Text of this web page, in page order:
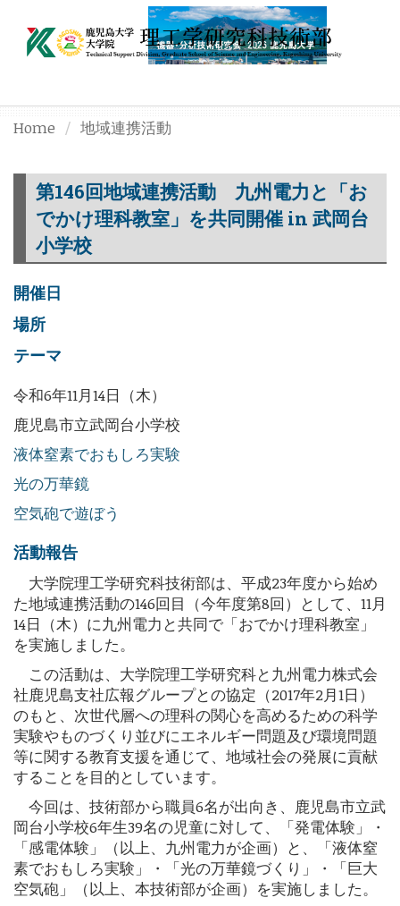
Home 地域連携活動
第146回地域連携活動 九州電力と「お
でかけ理科教室」を共同開催 in 武岡台
小学校
開催日
場所
テーマ
令和6年11月14日（木）
鹿児島市立武岡台小学校
液体窒素でおもしろ実験
光の万華鏡
空気砲で遊ぼう
活動報告
大学院理工学研究科技術部は、平成23年度から始め
た地域連携活動の146回目（今年度第8回）として、11月
14日（木）に九州電力と共同で「おでかけ理科教室」
を実施しました。
この活動は、大学院理工学研究科と九州電力株式会
社鹿児島支社広報グループとの協定（2017年2月1日）
のもと、次世代層への理科の関心を高めるための科学
実験やものづくり並びにエネルギー問題及び環境問題
等に関する教育支援を通じて、地域社会の発展に貢献
することを目的としています。
今回は、技術部から職員6名が出向き、鹿児島市立武
岡台小学校6年生39名の児童に対して、「発電体験」・
「感電体験」（以上、九州電力が企画）と、「液体窒
素でおもしろ実験」・「光の万華鏡づくり」・「巨大
空気砲」（以上、本技術部が企画）を実施しました。